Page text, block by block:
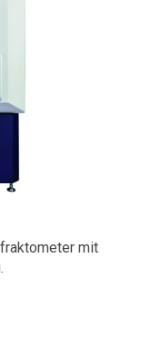
mit